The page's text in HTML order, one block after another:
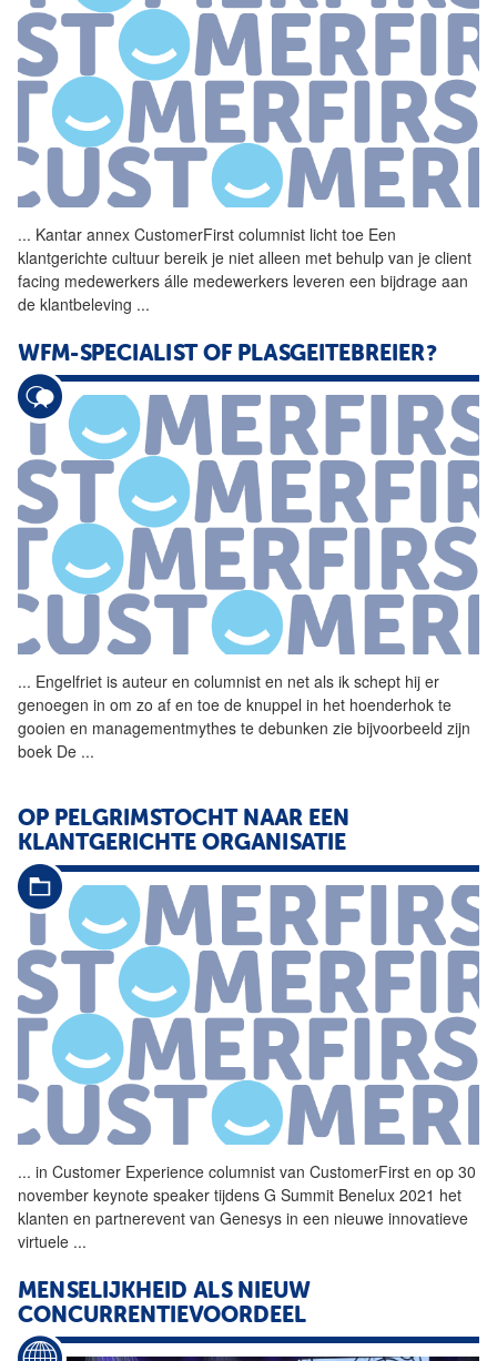
... Kantar annex CustomerFirst columnist licht toe Een
klantgerichte cultuur bereik je niet alleen met behulp van je client
facing medewerkers álle medewerkers leveren een bijdrage aan
de klantbeleving ...
WFM-SPECIALIST OF PLASGEITEBREIER?
... Engelfriet is auteur en columnist en net als ik schept hij er
genoegen in om zo af en toe de knuppel in het hoenderhok te
gooien en managementmythes te debunken zie bijvoorbeeld zijn
boek De ...
OP PELGRIMSTOCHT NAAR EEN
KLANTGERICHTE ORGANISATIE
... in Customer Experience columnist van CustomerFirst en op 30
november keynote speaker tijdens G Summit Benelux 2021 het
klanten en partnerevent van Genesys in een nieuwe innovatieve
virtuele ...
MENSELIJKHEID ALS NIEUW
CONCURRENTIEVOORDEEL